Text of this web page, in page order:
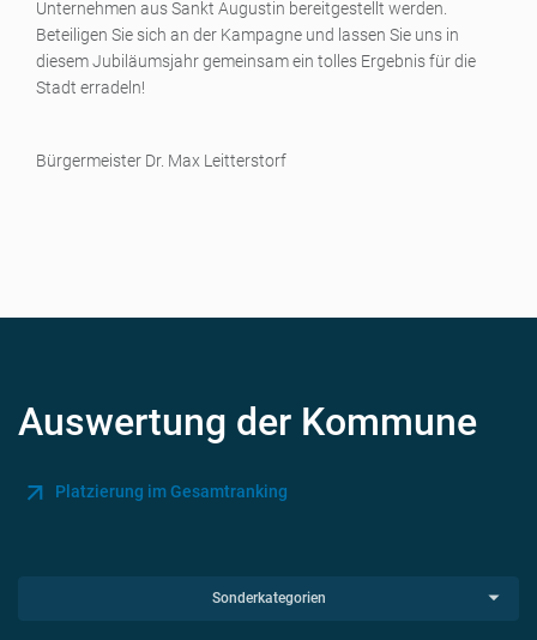
Unternehmen aus Sankt Augustin bereitgestellt werden.
Beteiligen Sie sich an der Kampagne und lassen Sie uns in
diesem Jubiläumsjahr gemeinsam ein tolles Ergebnis für die
Stadt erradeln!
Bürgermeister Dr. Max Leitterstorf
Auswertung der Kommune
Platzierung im Gesamtranking
Sonderkategorien